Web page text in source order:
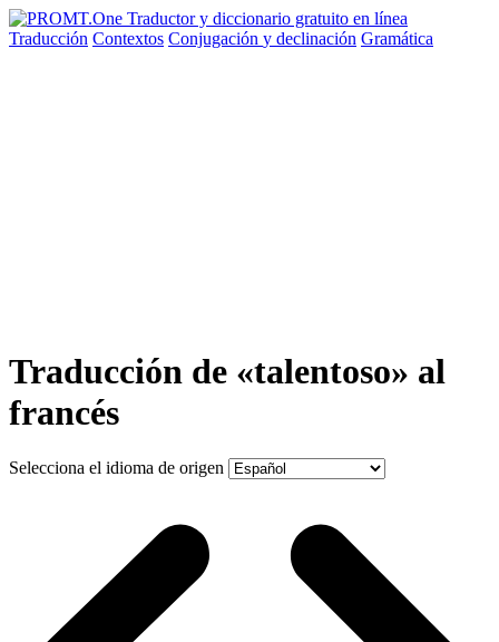
Traducción Contextos Conjugación y declinación Gramática
Traducción de «talentoso» al
francés
Selecciona el idioma de origen